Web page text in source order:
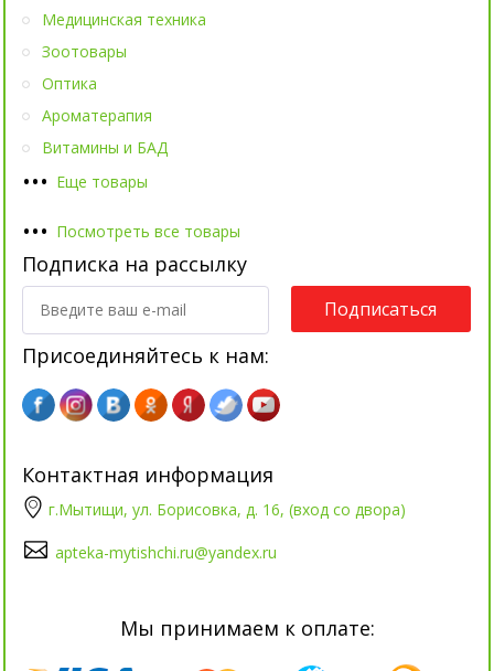
••• Еще товары
Медицинская техника
Зоотовары
Оптика
Ароматерапия
Витамины и БАД
••• Посмотреть все товары
Подписка на рассылку
Подписаться
Присоединяйтесь к нам:
Контактная информация
г.Мытищи, ул. Борисовка, д. 16, (вход со двора)
apteka-mytishchi.ru@yandex.ru
Мы принимаем к оплате: